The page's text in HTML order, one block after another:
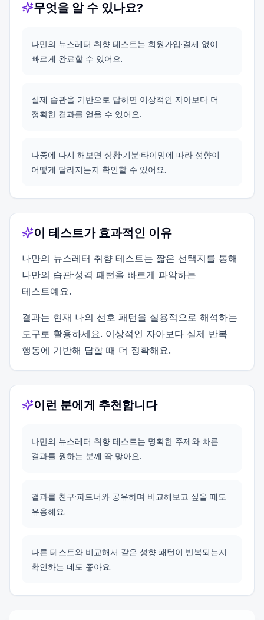
무엇을 알 수 있나요?
나만의 뉴스레터 취향 테스트는 회원가입·결제 없이
빠르게 완료할 수 있어요.
실제 습관을 기반으로 답하면 이상적인 자아보다 더
정확한 결과를 얻을 수 있어요.
나중에 다시 해보면 상황·기분·타이밍에 따라 성향이
어떻게 달라지는지 확인할 수 있어요.
이 테스트가 효과적인 이유
나만의 뉴스레터 취향 테스트는 짧은 선택지를 통해
나만의 습관·성격 패턴을 빠르게 파악하는
테스트예요.
결과는 현재 나의 선호 패턴을 실용적으로 해석하는
도구로 활용하세요. 이상적인 자아보다 실제 반복
행동에 기반해 답할 때 더 정확해요.
이런 분에게 추천합니다
나만의 뉴스레터 취향 테스트는 명확한 주제와 빠른
결과를 원하는 분께 딱 맞아요.
결과를 친구·파트너와 공유하며 비교해보고 싶을 때도
유용해요.
다른 테스트와 비교해서 같은 성향 패턴이 반복되는지
확인하는 데도 좋아요.